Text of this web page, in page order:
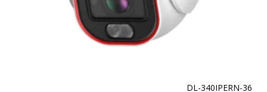
DL-340IPERN-36